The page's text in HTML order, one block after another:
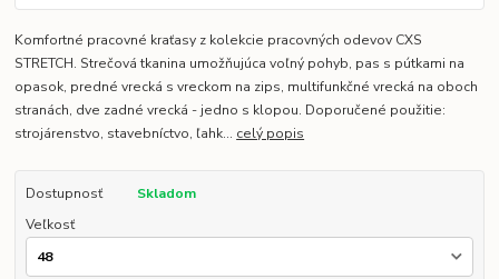
Komfortné pracovné kraťasy z kolekcie pracovných odevov CXS
STRETCH. Strečová tkanina umožňujúca voľný pohyb, pas s pútkami na
opasok, predné vrecká s vreckom na zips, multifunkčné vrecká na oboch
stranách, dve zadné vrecká - jedno s klopou. Doporučené použitie:
strojárenstvo, stavebníctvo, ľahk... celý popis
Dostupnosť
Skladom
Veľkosť